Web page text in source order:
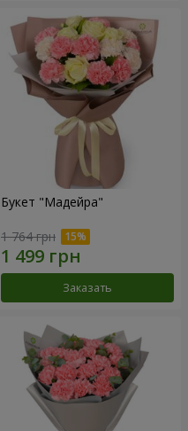
Букет "Мадейра"
1 764 грн
Заказать